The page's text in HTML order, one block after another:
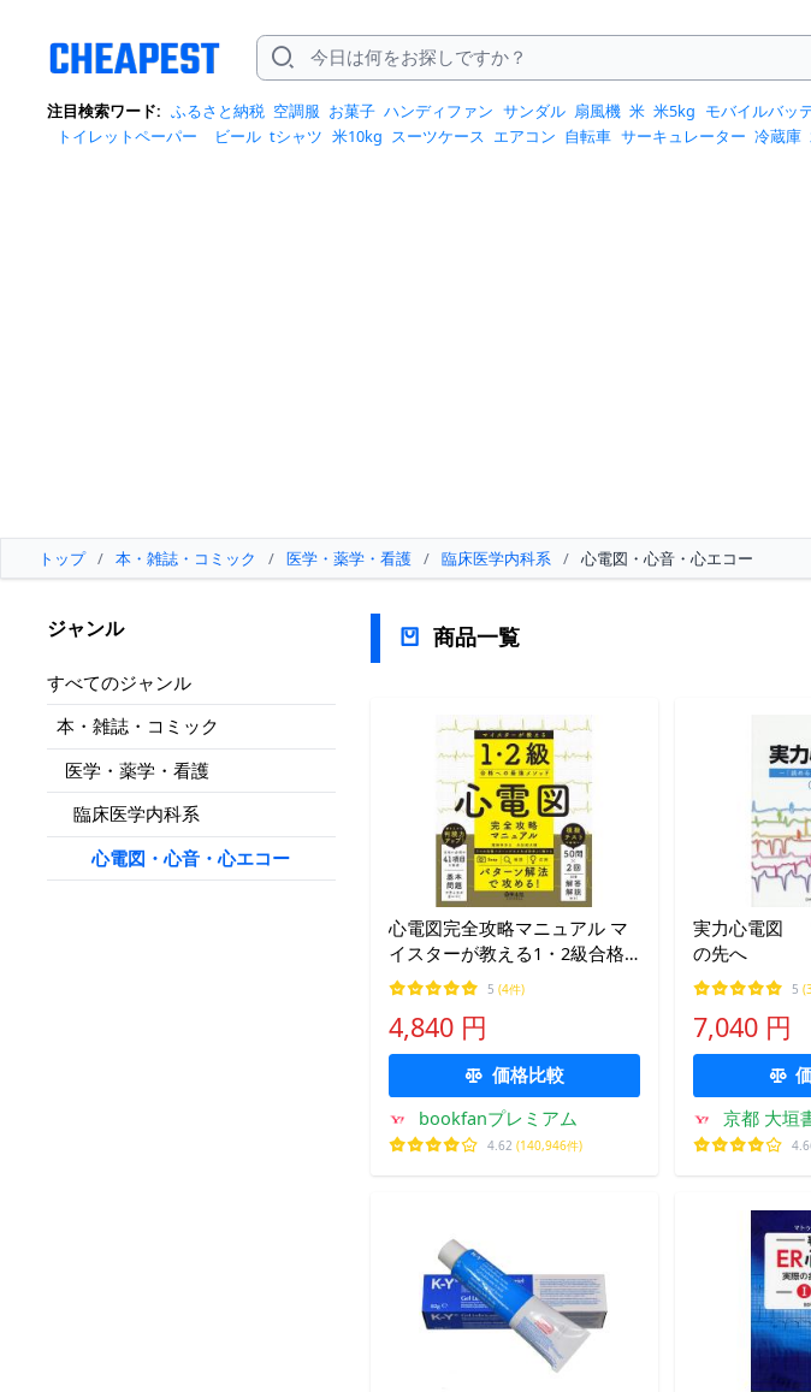
注目検索ワード: ふるさと納税 空調服 お菓子 ハンディファン サンダル 扇風機 米 米5kg モバイルバッ
トイレットペーパー
ビール tシャツ 米10kg スーツケース エアコン 自転車 サーキュレーター 冷蔵庫
トップ / 本・雑誌・コミック / 医学・薬学・看護 / 臨床医学内科系 / 心電図・心音・心エコー
ジャンル
すべてのジャンル
本・雑誌・コミック
医学・薬学・看護
臨床医学内科系
心電図・心音・心エコー
商品一覧
心電図完全攻略マニュアル マ
イスターが教える1・2級合格
への最強メソッド/萬納寺洋士/
矢加部大輔
5 (4件)
4,840 円
価格比較
bookfanプレミアム
4.62 (140,946件)
実力心電図
の先へ
5
7,040 円
京都 大垣